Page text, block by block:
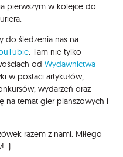
pierwszym w kolejce do
do śledzenia nas na
. Tam nie tylko
od Wydawnictwa
w postaci artykułów,
wydarzeń oraz
na temat gier planszowych i
razem z nami. Miłego
:)